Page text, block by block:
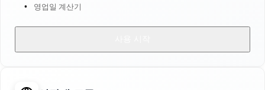
영업일 계산기